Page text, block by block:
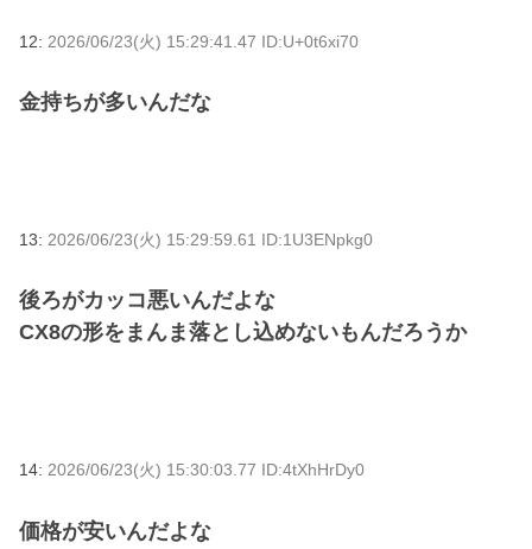
12: 2026/06/23(火) 15:29:41.47 ID:U+0t6xi70
金持ちが多いんだな
13: 2026/06/23(火) 15:29:59.61 ID:1U3ENpkg0
後ろがカッコ悪いんだよな
CX8の形をまんま落とし込めないもんだろうか
14: 2026/06/23(火) 15:30:03.77 ID:4tXhHrDy0
価格が安いんだよな